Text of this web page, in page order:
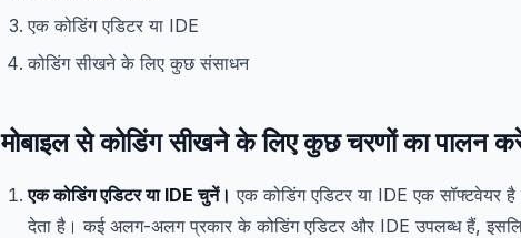
एक कोडिंग एडिटर या IDE
कोडिंग सीखने के लिए कुछ संसाधन
मोबाइल से कोडिंग सीखने के लिए कुछ चरणों का पालन
एक कोडिंग एडिटर या IDE चुनें। एक कोडिंग एडिटर या IDE एक
देता है। कई अलग-अलग प्रकार के कोडिंग एडिटर और IDE उपलब्ध हैं,